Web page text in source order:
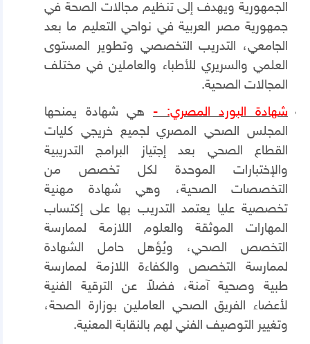
الجمهورية ويهدف إلى تنظيم مجالات الصحة في
جمهورية مصر العربية في نواحي التعليم ما بعد
الجامعي، التدريب التخصصي وتطوير المستوى
العلمي والسريري للأطباء والعاملين في مختلف
المجالات الصحية.
شهادة البورد المصري: - هي شهادة يمنحها
المجلس الصحي المصري لجميع خريجي كليات
القطاع الصحي بعد إجتياز البرامج التدريبية
والإختبارات الموحدة لكل تخصص من
التخصصات الصحية، وهي شهادة مهنية
تخصصية عليا يعتمد التدريب بها على إكتساب
المهارات الموثقة والعلوم اللازمة لممارسة
التخصص الصحي، ويُؤهل حامل الشهادة
لممارسة التخصص والكفاءة اللازمة لممارسة
طبية وصحية آمنة، فضلاً عن الترقية الفنية
لأعضاء الفريق الصحي العاملين بوزارة الصحة،
وتغيير التوصيف الفني لهم بالنقابة المعنية.